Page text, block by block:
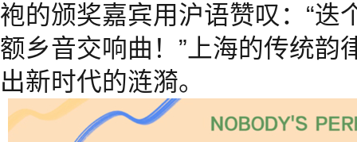
袍的颁奖嘉宾用沪语赞叹：“迭
额乡音交响曲！”上海的传统韵
出新时代的涟漪。